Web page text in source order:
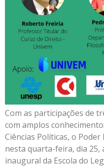
Com as participações de
com amplos
Ciências Políticas, o
nesta quarta-feira, dia 25,
inaugural da Escola do